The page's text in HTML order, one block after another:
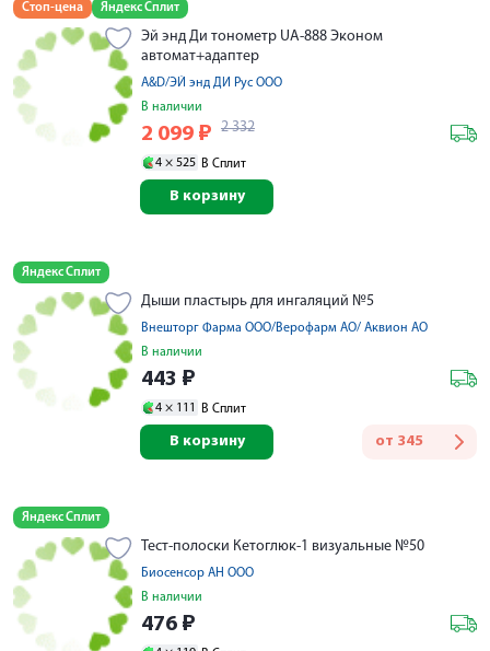
Стоп-цена Яндекс Сплит
Эй энд Ди тонометр UA-888 Эконом
автомат+адаптер
A&D/ЭЙ энд ДИ Рус ООО
В наличии
2 099 ₽ 2 332
4 × 525 В Сплит
В корзину
Яндекс Сплит
Дыши пластырь для ингаляций №5
Внешторг Фарма ООО/Верофарм АО/ Аквион АО
В наличии
443 ₽
4 × 111 В Сплит
от 345
В корзину
Яндекс Сплит
Тест-полоски Кетоглюк-1 визуальные №50
Биосенсор АН ООО
В наличии
476 ₽